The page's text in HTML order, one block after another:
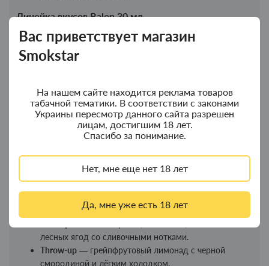
Вас приветствует магазин
Smokstar
На нашем сайте находится реклама товаров
табачной тематики. В соответствии с законами
Украины пересмотр данного сайта разрешен
лицам, достигшим 18 лет.
Спасибо за понимание.
Нет, мне еще нет 18 лет
Да, мне уже есть 18 лет
Линейка вкусов Balon 30 мл
Block Busters— сладкая клубника, дополненная
мягкими сливочными оттенками.
Cartoon— тропический микс банана и маракуйи с
лёгкими нотами груши.
Character — оригинальное сочетание табака и сочной
дыней.
— яркое яблоко, дополненное сладкой
вишней.
спелой малиной.
лесных ягод со сливочными нотками.
Throw-up — грейпфрутовый лимонад с черной
смородиной и лёгким холодком.